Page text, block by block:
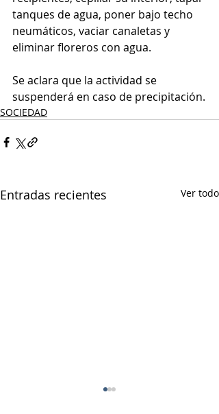
tanques de agua, poner bajo techo
neumáticos, vaciar canaletas y
eliminar floreros con agua.
Se aclara que la actividad se
suspenderá en caso de precipitación.
SOCIEDAD
Entradas recientes Ver todo